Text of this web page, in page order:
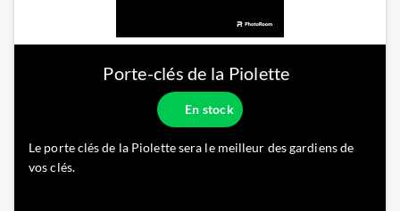
Porte-clés de la Piolette
En stock
Le porte clés de la Piolette sera le meilleur des gardiens de
vos clés.